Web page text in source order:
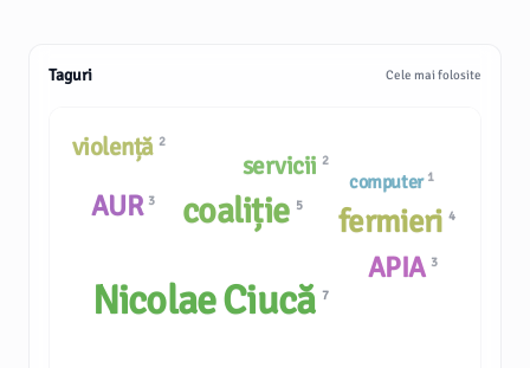
Taguri Cele mai folosite
servicii 2
computer 1
violență 2
AUR 3
fermieri 4
APIA 3
coaliție 5
Nicolae Ciucă7